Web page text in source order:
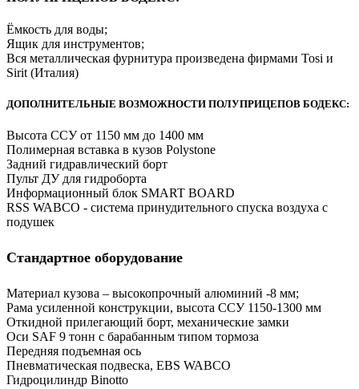
Ёмкость для воды;
Ящик для инструментов;
Вся металлическая фурнитура произведена фирмами Tosi и
Sirit (Италия)
ДОПОЛНИТЕЛЬНЫЕ ВОЗМОЖНОСТИ ПОЛУПРИЦЕПОВ БОДЕКС:
Высота ССУ от 1150 мм до 1400 мм
Полимерная вставка в кузов Polystone
Задний гидравлический борт
Пульт ДУ для гидроборта
Информационный блок SMART BOARD
RSS WABCO - система принудительного спуска воздуха с
подушек
Стандартное оборудование
Материал кузова – высокопрочный алюминий -8 мм;
Рама усиленной конструкции, высота ССУ 1150-1300 мм
Откидной прилегающий борт, механические замки
Оси SAF 9 тонн с барабанным типом тормоза
Передняя подъемная ось
Пневматическая подвеска, EBS WABCO
Гидроцилиндр Binotto